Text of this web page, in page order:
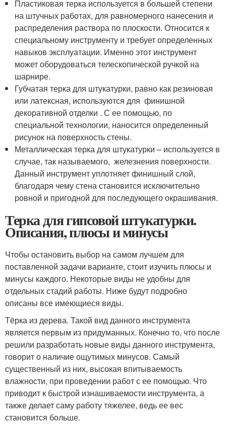
Пластиковая терка используется в большей степени
на штучных работах, для равномерного нанесения и
распределения раствора по плоскости. Относится к
специальному инструменту и требует определенных
навыков эксплуатации. Именно этот инструмент
может оборудоваться телескопической ручкой на
шарнире.
Губчатая терка для штукатурки, равно как резиновая
или латексная, используются для финишной
декоративной отделки . С ее помощью, по
специальной технологии, наносится определенный
рисунок на поверхность стены.
Металлическая терка для штукатурки – используется в
случае, так называемого, железнения поверхности.
Данный инструмент уплотняет финишный слой,
благодаря чему стена становится исключительно
ровной и пригодной для последующего окрашивания.
Терка для гипсовой штукатурки.
Описания, плюсы и минусы
Чтобы остановить выбор на самом лучшем для
поставленной задачи варианте, стоит изучить плюсы и
минусы каждого. Некоторые виды не удобны для
отдельных стадий работы. Ниже будут подробно
описаны все имеющиеся виды.
Тёрка из дерева. Такой вид данного инструмента
является первым из придуманных. Конечно то, что после
решили разработать новые виды данного инструмента,
говорит о наличие ощутимых минусов. Самый
существенный из них, высокая впитываемость
влажности, при проведении работ с ее помощью. Что
приводит к быстрой изнашиваемости инструмента, а
также делает саму работу тяжелее, ведь ее вес
становится больше.